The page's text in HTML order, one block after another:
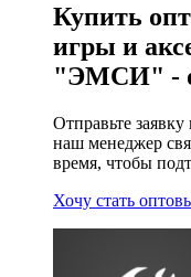
Купить
игры и
"ЭМСИ" -
Отправьте
наш менеджер
время, чтобы
Хочу стать